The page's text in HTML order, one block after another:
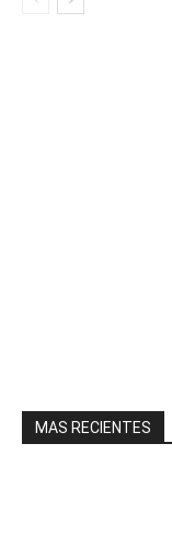
MAS RECIENTES